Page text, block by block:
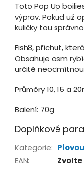
Toto Pop Up
výprav. Pokud už
kuličky tou
Fish8, příchuť,
Obsahuje osm
určitě neodmítnou
Průměry 10, 15 a
Balení: 70g
Doplňkové
Kategorie:
EAN: